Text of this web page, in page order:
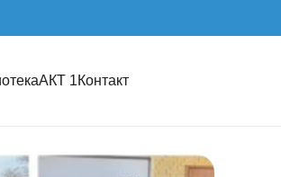
АКТ 1Контакт